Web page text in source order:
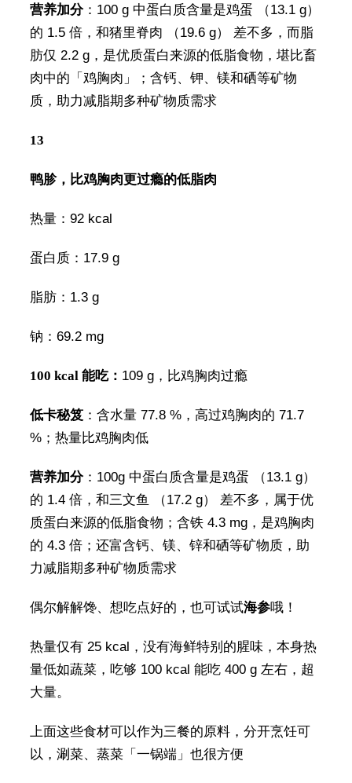
营养加分：100 g 中蛋白质含量是鸡蛋 （13.1 g）
的 1.5 倍，和猪里脊肉 （19.6 g） 差不多，而脂
肪仅 2.2 g，是优质蛋白来源的低脂食物，堪比畜
肉中的「鸡胸肉」；含钙、钾、镁和硒等矿物
质，助力减脂期多种矿物质需求
13
鸭胗，比鸡胸肉更过瘾的低脂肉
热量：92 kcal
蛋白质：17.9 g
脂肪：1.3 g
钠：69.2 mg
100 kcal 能吃： 109 g，比鸡胸肉过瘾
低卡秘笈：含水量 77.8 %，高过鸡胸肉的 71.7
%；热量比鸡胸肉低
营养加分：100g 中蛋白质含量是鸡蛋 （13.1 g）
的 1.4 倍，和三文鱼 （17.2 g） 差不多，属于优
质蛋白来源的低脂食物；含铁 4.3 mg，是鸡胸肉
的 4.3 倍；还富含钙、镁、锌和硒等矿物质，助
力减脂期多种矿物质需求
偶尔解解馋、想吃点好的，也可试试海参哦！
热量仅有 25 kcal，没有海鲜特别的腥味，本身热
量低如蔬菜，吃够 100 kcal 能吃 400 g 左右，超
大量。
上面这些食材可以作为三餐的原料，分开烹饪可
以，涮菜、蒸菜「一锅端」也很方便